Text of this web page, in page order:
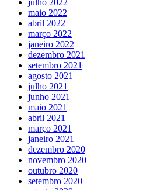
julho 2022
maio 2022
abril 2022
março 2022
janeiro 2022
dezembro 2021
setembro 2021
agosto 2021
julho 2021
junho 2021
maio 2021
abril 2021
março 2021
janeiro 2021
dezembro 2020
novembro 2020
outubro 2020
setembro 2020